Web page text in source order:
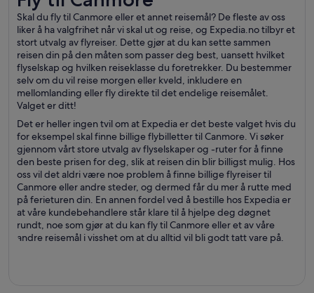
Skal du fly til Canmore eller et annet reisemål? De fleste av oss
liker å ha valgfrihet når vi skal ut og reise, og Expedia.no tilbyr et
stort utvalg av flyreiser. Dette gjør at du kan sette sammen
reisen din på den måten som passer deg best, uansett hvilket
flyselskap og hvilken reiseklasse du foretrekker. Du bestemmer
selv om du vil reise morgen eller kveld, inkludere en
mellomlanding eller fly direkte til det endelige reisemålet.
Valget er ditt!
Det er heller ingen tvil om at Expedia er det beste valget hvis du
for eksempel skal finne billige flybilletter til Canmore. Vi søker
gjennom vårt store utvalg av flyselskaper og -ruter for å finne
den beste prisen for deg, slik at reisen din blir billigst mulig. Hos
oss vil det aldri være noe problem å finne billige flyreiser til
Canmore eller andre steder, og dermed får du mer å rutte med
på ferieturen din. En annen fordel ved å bestille hos Expedia er
at våre kundebehandlere står klare til å hjelpe deg døgnet
rundt, noe som gjør at du kan fly til Canmore eller et av våre
andre reisemål i visshet om at du alltid vil bli godt tatt vare på.